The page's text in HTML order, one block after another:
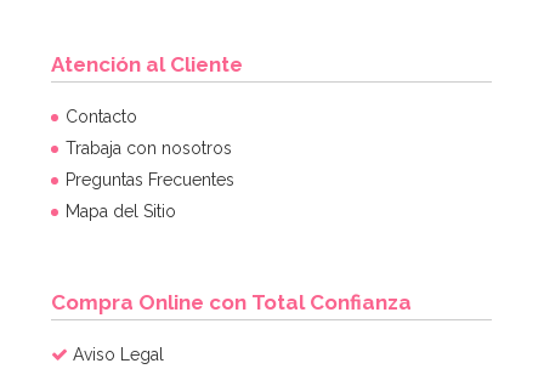
Atención al Cliente
Contacto
Trabaja con nosotros
Preguntas Frecuentes
Mapa del Sitio
Compra Online con Total Confianza
Aviso Legal